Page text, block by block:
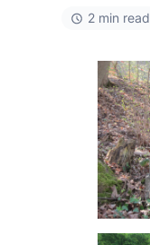
2 min read